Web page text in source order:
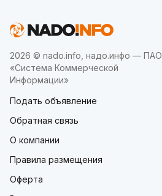
2026 © nado.info, надо.инфо — ПАО
«Система Коммерческой
Информации»
Подать объявление
Обратная связь
О компании
Правила размещения
Оферта